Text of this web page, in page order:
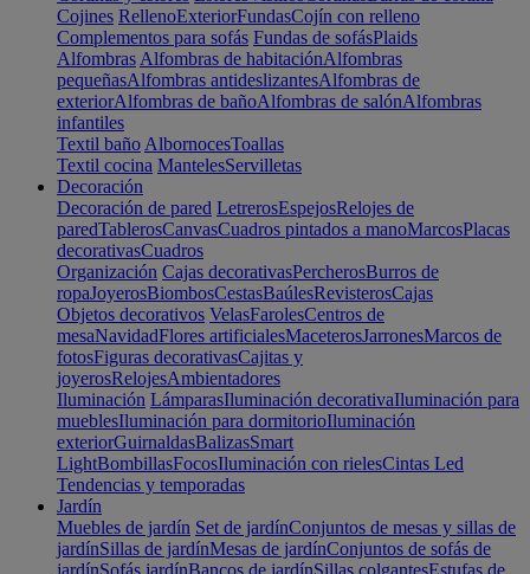
Cojines RellenoExteriorFundasCojín con relleno
Complementos para sofás Fundas de sofásPlaids
Alfombras Alfombras de habitaciónAlfombras
pequeñasAlfombras antideslizantesAlfombras de
exteriorAlfombras de bañoAlfombras de salónAlfombras
infantiles
Textil baño AlbornocesToallas
Textil cocina MantelesServilletas
Decoración
Decoración de pared LetrerosEspejosRelojes de
paredTablerosCanvasCuadros pintados a manoMarcosPlacas
decorativasCuadros
Organización Cajas decorativasPercherosBurros de
ropaJoyerosBiombosCestasBaúlesRevisterosCajas
Objetos decorativos VelasFarolesCentros de
mesaNavidadFlores artificialesMaceterosJarronesMarcos de
fotosFiguras decorativasCajitas y
joyerosRelojesAmbientadores
Iluminación LámparasIluminación decorativaIluminación para
mueblesIluminación para dormitorioIluminación
exteriorGuirnaldasBalizasSmart
LightBombillasFocosIluminación con rielesCintas Led
Tendencias y temporadas
Jardín
Muebles de jardín Set de jardínConjuntos de mesas y sillas de
jardínSillas de jardínMesas de jardínConjuntos de sofás de
jardínSofás jardínBancos de jardínSillas colgantesEstufas de